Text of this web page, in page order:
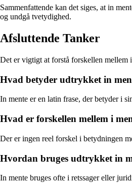
Sammenfattende kan det siges, at in
og undgå tvetydighed.
Afsluttende Tanker
Det er vigtigt at forstå forskellen mellem
Hvad betyder udtrykket in
In mente er en latin frase, der betyder i
Hvad er forskellen mellem i
Der er ingen reel forskel i betydningen
Hvordan bruges udtrykket in
In mente bruges ofte i retssager eller